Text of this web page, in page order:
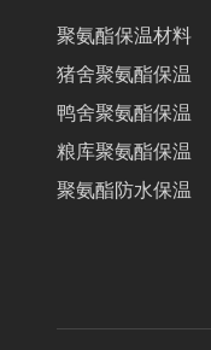
聚氨酯保温材料
猪舍聚氨酯保温
鸭舍聚氨酯保温
粮库聚氨酯保温
聚氨酯防水保温